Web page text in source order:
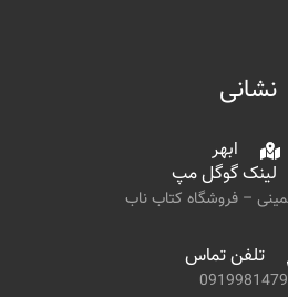
نشانی
ابهر
لینک گوگل مپ
– فروشگاه کتاب ناب
تلفن تماس